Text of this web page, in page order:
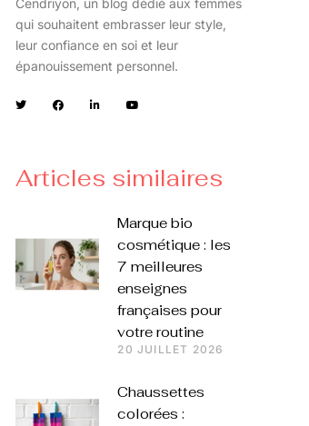
Cendriyon, un blog dédié aux femmes
qui souhaitent embrasser leur style,
leur confiance en soi et leur
épanouissement personnel.
Articles similaires
Marque bio
cosmétique : les
7 meilleures
enseignes
françaises pour
votre routine
20 JUILLET 2026
Chaussettes
colorées :